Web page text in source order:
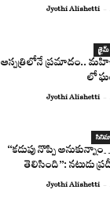
Jyothi Alishetti -
క్రైమ్
ఆస్పత్రిలోనే ప్రమాదం..
లో
Jyothi Alishetti -
“కడుపు నొప్పి
తెలిసింది”: నటుడు
Jyothi Alishetti -